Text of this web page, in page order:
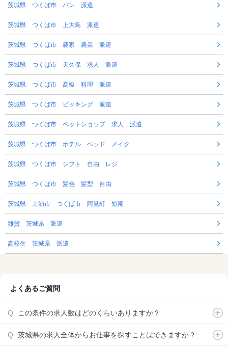
茨城県 つくば市 パン 派遣
茨城県 つくば市 上大島 派遣
茨城県 つくば市 農家 農業 派遣
茨城県 つくば市 天久保 求人 派遣
茨城県 つくば市 高級 料理 派遣
茨城県 つくば市 ピッキング 派遣
茨城県 つくば市 ペットショップ 求人 派遣
茨城県 つくば市 ホテル ベッド メイク
茨城県 つくば市 シフト 自由 レジ
茨城県 つくば市 髪色 髪型 自由
茨城県 土浦市 つくば市 阿見町 短期
雑貨 茨城県 派遣
高校生 茨城県 派遣
よくあるご質問
この条件の求人数はどのくらいありますか？
茨城県の求人全体からお仕事を探すことはできますか？